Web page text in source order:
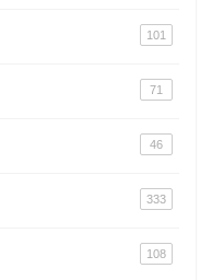
101
71
46
333
108